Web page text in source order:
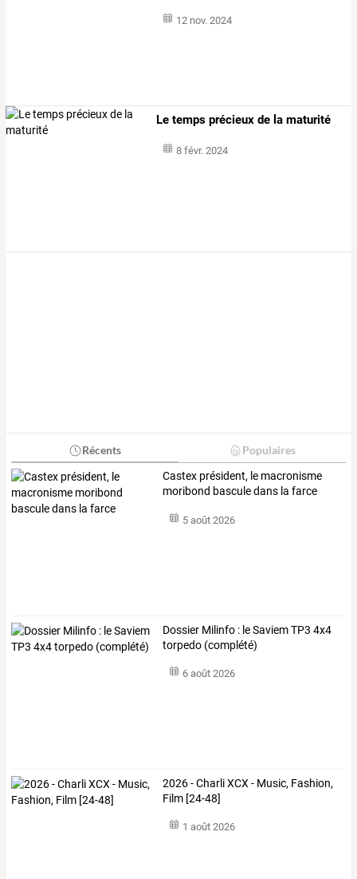
12 nov. 2024
Le temps précieux de la maturité
8 févr. 2024
Récents Populaires
Castex président, le macronisme
moribond bascule dans la farce
5 août 2026
Dossier Milinfo : le Saviem TP3 4x4
torpedo (complété)
6 août 2026
2026 - Charli XCX - Music, Fashion,
Film [24-48]
1 août 2026